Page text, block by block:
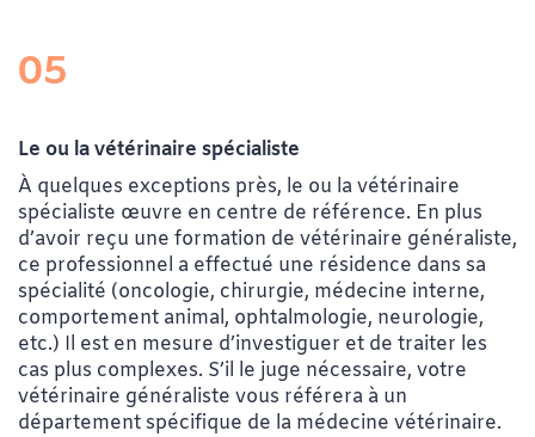
05
Le ou la vétérinaire spécialiste
À quelques exceptions près, le ou la vétérinaire
spécialiste œuvre en centre de référence. En plus
d’avoir reçu une formation de vétérinaire généraliste,
ce professionnel a effectué une résidence dans sa
spécialité (oncologie, chirurgie, médecine interne,
comportement animal, ophtalmologie, neurologie,
etc.) Il est en mesure d’investiguer et de traiter les
cas plus complexes. S’il le juge nécessaire, votre
vétérinaire généraliste vous référera à un
département spécifique de la médecine vétérinaire.